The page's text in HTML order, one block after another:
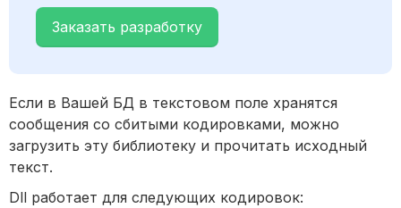
Заказать разработку
Если в Вашей БД в текстовом поле хранятся
сообщения со сбитыми кодировками, можно
загрузить эту библиотеку и прочитать исходный
текст.
Dll работает для следующих кодировок: